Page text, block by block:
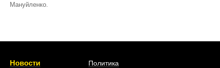
Мануйленко.
Новости
Политика